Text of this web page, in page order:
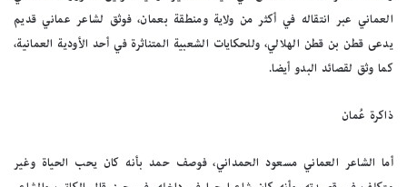
العماني عبر انتقاله في أكثر من ولاية ومنطقة بعمان، فوثق لشاعر عماني قديم
يدعى قطن بن قطن الهلالي، وللحكايات الشعبية المتناثرة في أحد الأودية العمانية،
كما وثق لقصائد البدو أيضا.
ذاكرة عُمان
أما الشاعر العماني مسعود الحمداني، فوصف حمد بأنه كان يحب الحياة وغير